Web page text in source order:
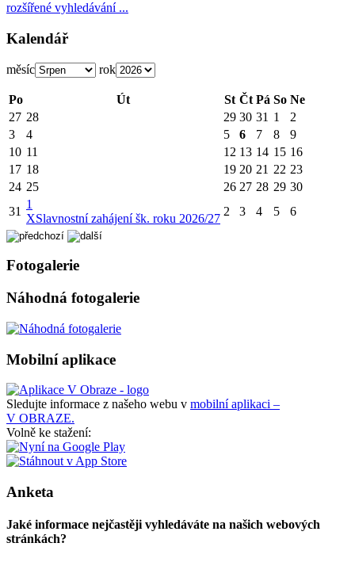
rozšířené vyhledávání ...
Kalendář
měsíc rok
Po Út St Čt Pá So Ne
27 28 29 30 31 1
2
3
4 5 6 7 8
9
10 11 12 13 14 15 16
17 18 19 20 21 22 23
24 25 26 27 28 29 30
31
1
XSlavnostní zahájení šk. roku 2026/27
2 3 4 5 6
Fotogalerie
Náhodná fotogalerie
Mobilní aplikace
Sledujte informace z našeho webu v mobilní aplikaci –
V OBRAZE.
Volně ke stažení:
Anketa
Jaké informace nejčastěji vyhledáváte na našich webových
stránkách?